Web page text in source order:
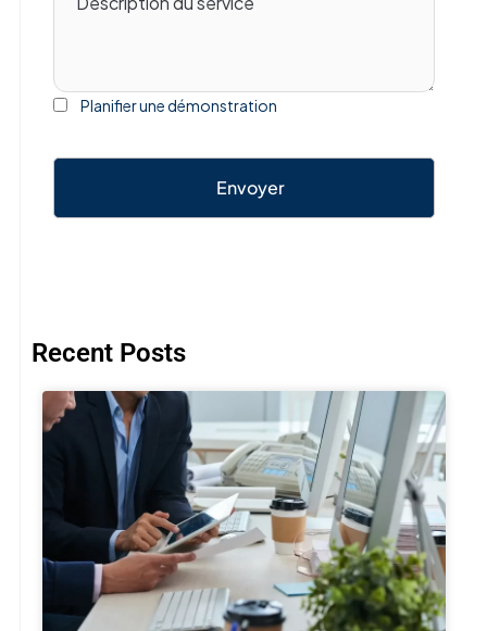
Planifier une démonstration
Envoyer
Recent Posts